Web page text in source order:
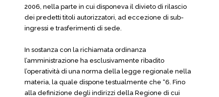
2006, nella parte in cui disponeva il divieto di rilascio
dei predetti titoli autorizzatori, ad eccezione di sub-
ingressi e trasferimenti di sede.
In sostanza con la richiamata ordinanza
l’amministrazione ha esclusivamente ribadito
l’operatività di una norma della legge regionale nella
materia, la quale dispone testualmente che “6. Fino
alla definizione degli indirizzi della Regione di cui